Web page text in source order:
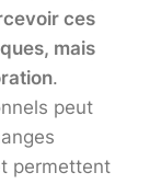
ces
mais
.
peut
permettent